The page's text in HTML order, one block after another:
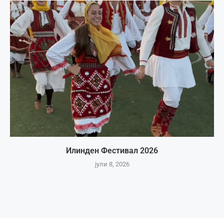
Илинден Фестивал 2026
јули 8, 2026